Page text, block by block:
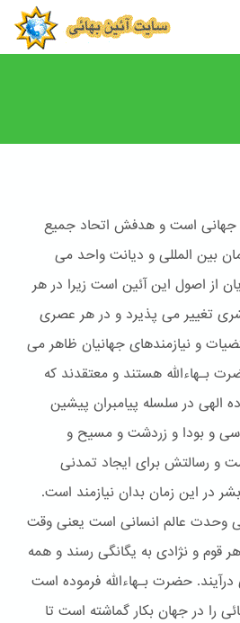
جهانی است و هدفش اتحاد جمیع
بین المللی و دیانت واحد می
از اصول این آئین است زیرا در هر
تغییر می پذیرد و در هر عصری
و نیازمندهای جهانیان ظاهر می
بـهاءالله هستند و معتقدند که
الهی در سلسله پیامبران پیشین
و بودا و زردشت و مسیح و
و رسالتش برای ایجاد تمدنی
در این زمان بدان نیازمند است.
وحدت عالم انسانی است یعنی وقت
قوم و نژادی به یگانگی رسند و همه
حضرت بـهاءالله فرموده است
را در جهان بکار گماشته است تا